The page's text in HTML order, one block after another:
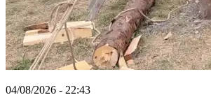
04/08/2026 - 22:43